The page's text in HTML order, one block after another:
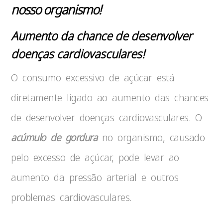
nosso organismo!
Aumento da chance de desenvolver
doenças cardiovasculares!
O consumo excessivo de açúcar está
diretamente ligado ao aumento das chances
de desenvolver doenças cardiovasculares. O
acúmulo de gordurano organismo, causado
pelo excesso de açúcar, pode levar ao
aumento da pressão arterial e outros
problemas cardiovasculares.